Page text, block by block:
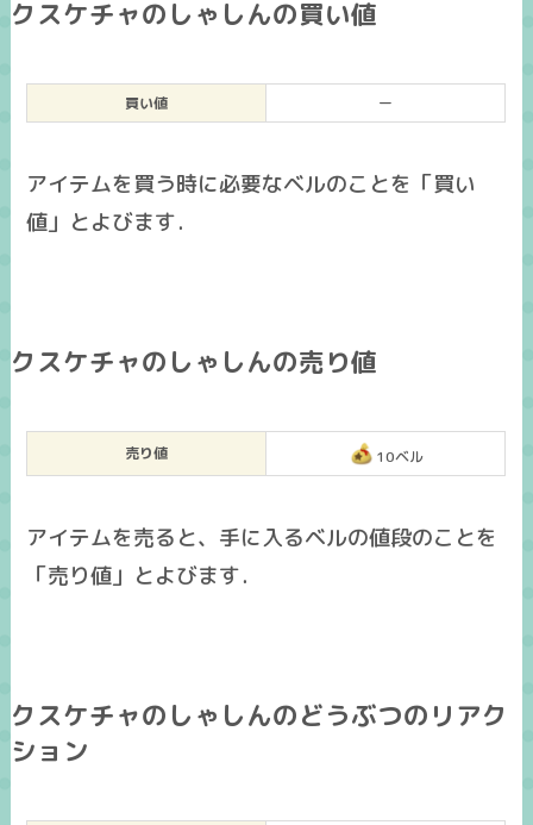
クスケチャのしゃしんの買い値
買い値 ー
アイテムを買う時に必要なベルのことを「買い
値」とよびます．
クスケチャのしゃしんの売り値
売り値 10ベル
アイテムを売ると、手に入るベルの値段のことを
「売り値」とよびます．
クスケチャのしゃしんのどうぶつのリアク
ション